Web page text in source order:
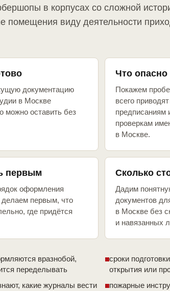
в корпусах со сложной
помещения виду деятельности
документацию
в Москве
можно оставить без
Что опасно
Покажем
всего
предписаниям
проверкам
в Москве.
первым
оформления
делаем первым, что
где придётся
Сколько
Дадим
документов
в Москве без
и навязанных
вразнобой,
переделывать
сроки
открытия или
какие журналы вести
пожарные